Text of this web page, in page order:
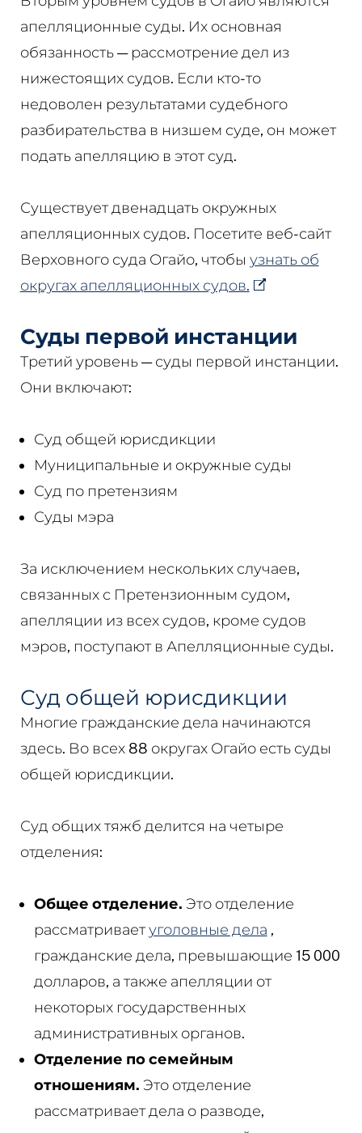
апелляционные суды. Их основная
обязанность — рассмотрение дел из
нижестоящих судов. Если кто-то
недоволен результатами судебного
разбирательства в низшем суде, он может
подать апелляцию в этот суд.
Существует двенадцать окружных
апелляционных судов. Посетите веб-сайт
Верховного суда Огайо, чтобы узнать об
округах апелляционных судов.
Суды первой инстанции
Третий уровень — суды первой инстанции.
Они включают:
Суд общей юрисдикции
Муниципальные и окружные суды
Суд по претензиям
Суды мэра
За исключением нескольких случаев,
связанных с Претензионным судом,
апелляции из всех судов, кроме судов
мэров, поступают в Апелляционные суды.
Суд общей юрисдикции
Многие гражданские дела начинаются
здесь. Во всех 88 округах Огайо есть суды
общей юрисдикции.
Суд общих тяжб делится на четыре
отделения:
Общее отделение. Это отделение
рассматриваетуголовные дела ,
гражданские дела, превышающие 15 000
долларов, а также апелляции от
некоторых государственных
административных органов.
Отделение по семейным
отношениям. Это отделение
рассматривает дела о разводе,